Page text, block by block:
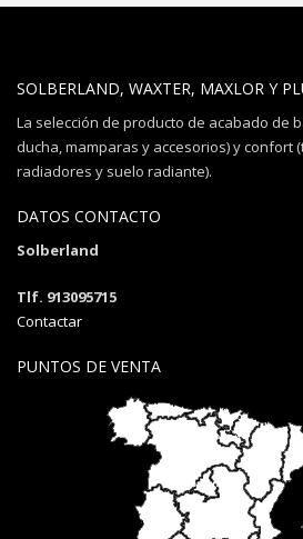
SOLBERLAND, WAXTER, MAXLOR Y
La selección de producto de acabado de
ducha, mamparas y accesorios) y confort
radiadores y suelo radiante).
DATOS CONTACTO
Solberland
Tlf. 913095715
Contactar
PUNTOS DE VENTA